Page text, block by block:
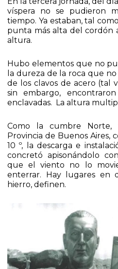
En la tercera jornada, del
víspera no se pudieron
tiempo. Ya estaban, tal
Hubo elementos que no
la dureza de la roca que
de los clavos de acero (tal
sin embargo,
Como la cumbre
Provincia de Buenos Aires,
10 º, la descarga e
concretó apisonándolo
que el viento no lo
enterrar. Hay lugares en